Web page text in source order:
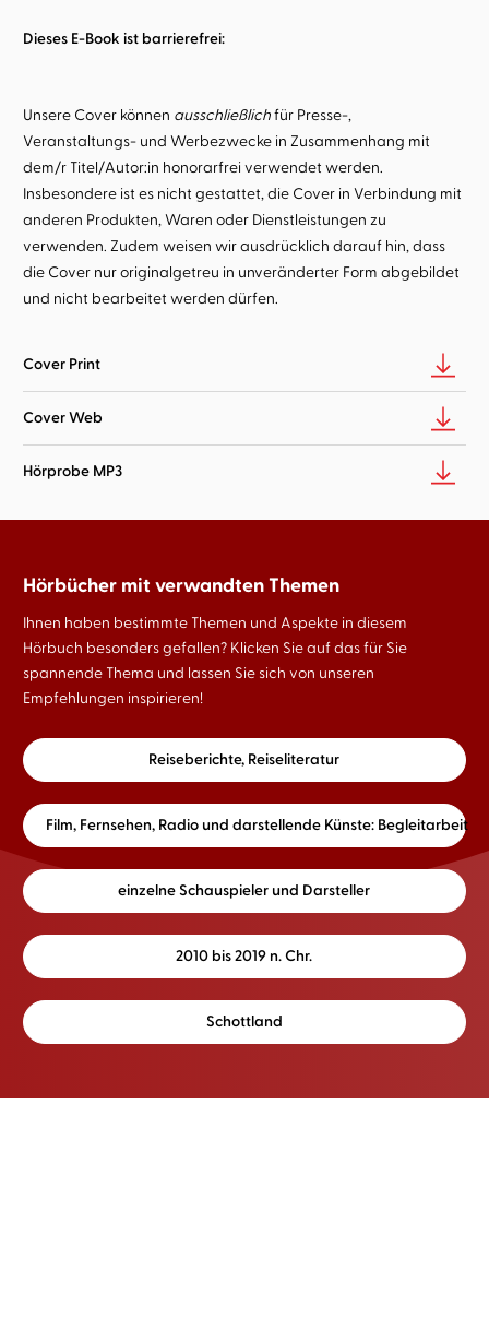
Dieses E-Book ist barrierefrei:
Unsere Cover können ausschließlichfür Presse-,
Veranstaltungs- und Werbezwecke in Zusammenhang mit
dem/r Titel/Autor:in honorarfrei verwendet werden.
Insbesondere ist es nicht gestattet, die Cover in Verbindung mit
anderen Produkten, Waren oder Dienstleistungen zu
verwenden. Zudem weisen wir ausdrücklich darauf hin, dass
die Cover nur originalgetreu in unveränderter Form abgebildet
und nicht bearbeitet werden dürfen.
Cover Print
Cover Web
Hörprobe MP3
Hörbücher mit verwandten Themen
Ihnen haben bestimmte Themen und Aspekte in diesem
Hörbuch besonders gefallen? Klicken Sie auf das für Sie
spannende Thema und lassen Sie sich von unseren
Empfehlungen inspirieren!
Reiseberichte, Reiseliteratur
Film, Fernsehen, Radio und darstellende Künste: Begleitarbeit
einzelne Schauspieler und Darsteller
2010 bis 2019 n. Chr.
Schottland